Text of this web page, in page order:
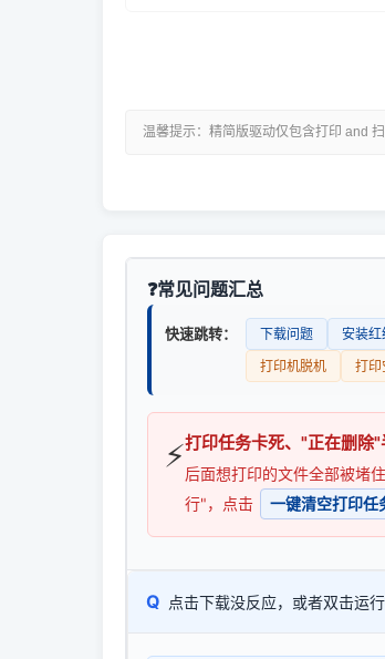
温馨提示：精简版驱动仅包含打印 and
常见问题汇总
快速跳转： 下载问题 安装红
打印机脱机
打印
⚡打印任务卡死、"正在删除"
后面想打印的文件全部被堵
行"，点击
一键清空打印任
Q 点击下载没反应，或者双击运